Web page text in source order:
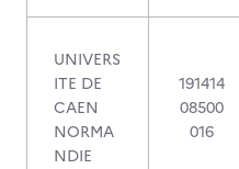
UNIVERS
ITE DE
CAEN
NORMA
NDIE
191414
08500
016